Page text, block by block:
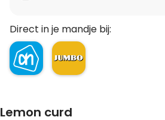
Direct in je mandje bij:
Lemon curd